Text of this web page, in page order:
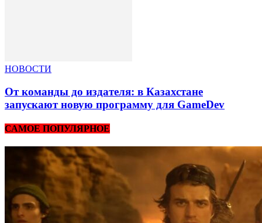
НОВОСТИ
От команды до издателя: в Казахстане
запускают новую программу для GameDev
САМОЕ ПОПУЛЯРНОЕ